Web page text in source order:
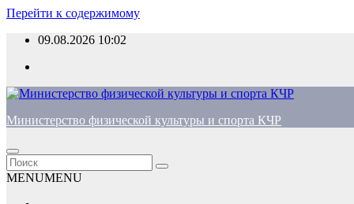
Перейти к содержимому
09.08.2026 10:02
Министерство физической культуры и спорта КЧР
MENUMENU